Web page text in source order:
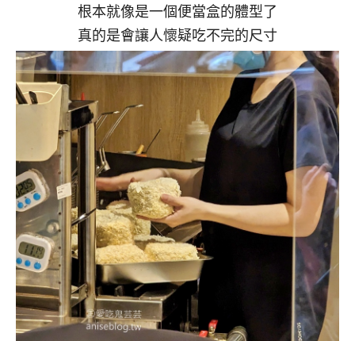
根本就像是一個便當盒的體型了
真的是會讓人懷疑吃不完的尺寸